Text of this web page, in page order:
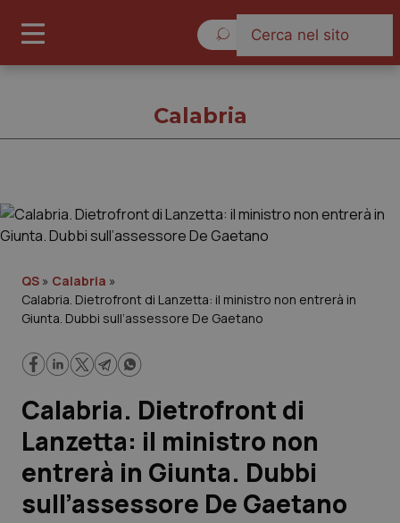
Governo e Parlamento
Regioni e Asl
Lavoro e Professioni
Scienza e Farmaci
Studi e Analisi
Calabria
QS » Calabria »
Calabria. Dietrofront di Lanzetta: il ministro non entrerà in
Giunta. Dubbi sull’assessore De Gaetano
Calabria. Dietrofront di
Lanzetta: il ministro non
entrerà in Giunta. Dubbi
sull’assessore De Gaetano